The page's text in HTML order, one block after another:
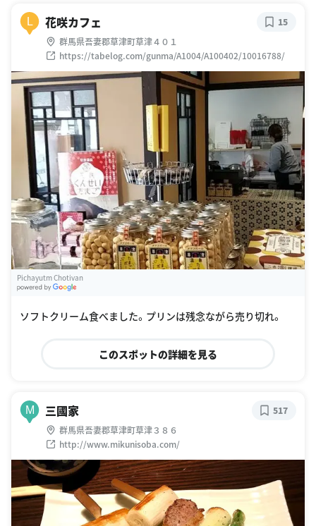
L 花咲カフェ
群馬県吾妻郡草津町草津４０１
https://tabelog.com/gunma/A1004/A100402/10016788/
15
Pichayutm Chotivan
ソフトクリーム食べました。プリンは残念ながら売り切れ。
このスポットの詳細を見る
M 三國家
群馬県吾妻郡草津町草津３８６
http://www.mikunisoba.com/
517